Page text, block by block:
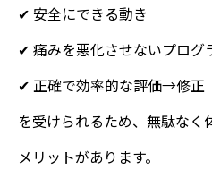
✔ 安全にできる動き
✔ 痛みを悪化させないプログ
✔ 正確で効率的な評価→修正
を受けられるため、無駄なく
メリットがあります。